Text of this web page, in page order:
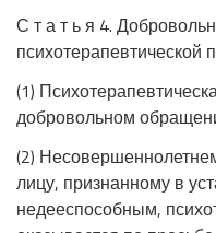
С т а т ь я 4.
(1)
добровольном
(2)
лицу, признанному в
недееспособным,